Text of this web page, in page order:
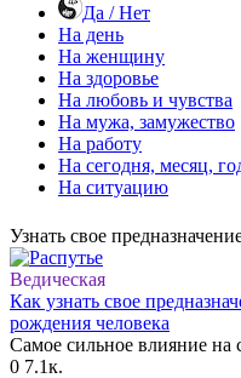
Да / Нет
На день
На женщину
На здоровье
На любовь и чувства
На мужа, замужество
На работу
На сегодня, месяц,
На ситуацию
Узнать свое
Ведическая
Как узнать свое
рождения человека
Самое сильное влияние на
0 7.1к.